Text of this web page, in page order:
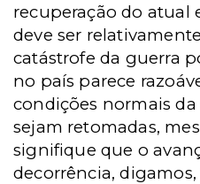
recuperação do atual
deve ser
catástrofe da guerra
no país parece
condições normais
sejam retomadas,
signifique que o
decorrência,